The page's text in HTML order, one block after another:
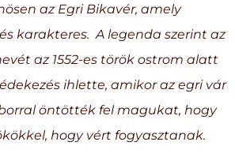
az Egri Bikavér, amely
karakteres. A legenda szerint az
az 1552-es török ostrom alatt
ihlette, amikor az egri vár
öntötték fel magukat, hogy
hogy vért fogyasztanak.